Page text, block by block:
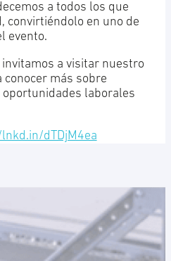
a todos los que
convirtiéndolo en uno de
evento.
a visitar nuestro
más sobre
laborales
dTDjM4ea